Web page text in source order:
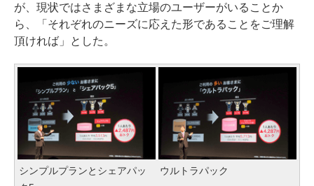
が、現状ではさまざまな立場のユーザーがいることか
ら、「それぞれのニーズに応えた形であることをご理解
頂ければ」とした。
シンプルプランとシェアパッ
ウルトラパック